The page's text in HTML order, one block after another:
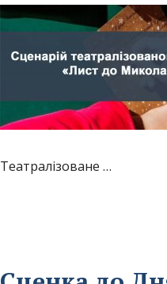
Театралізоване …